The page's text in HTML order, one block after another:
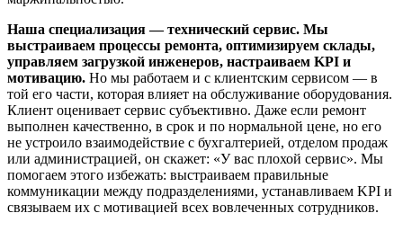
Наша специализация — технический сервис. Мы
выстраиваем процессы ремонта, оптимизируем склады,
управляем загрузкой инженеров, настраиваем KPI и
мотивацию. Но мы работаем и с клиентским сервисом — в
той его части, которая влияет на обслуживание оборудования.
Клиент оценивает сервис субъективно. Даже если ремонт
выполнен качественно, в срок и по нормальной цене, но его
не устроило взаимодействие с бухгалтерией, отделом продаж
или администрацией, он скажет: «У вас плохой сервис». Мы
помогаем этого избежать: выстраиваем правильные
коммуникации между подразделениями, устанавливаем KPI и
связываем их с мотивацией всех вовлеченных сотрудников.